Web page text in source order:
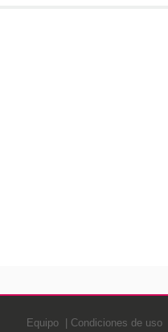
Equipo Condiciones de uso